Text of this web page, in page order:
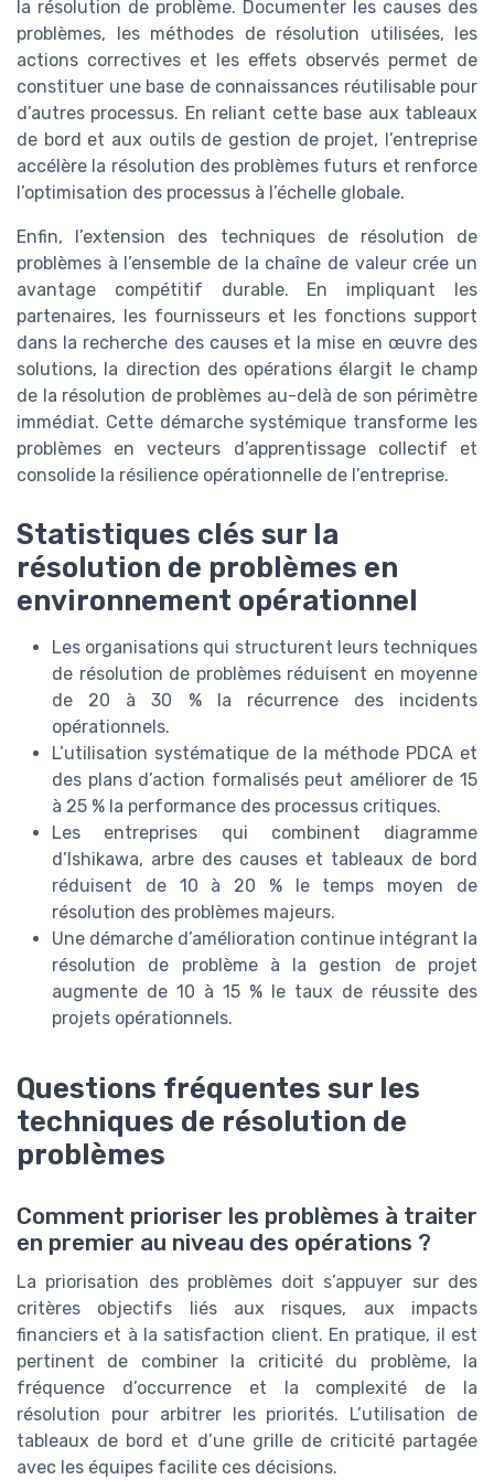
la résolution de problème. Documenter les causes des
problèmes, les méthodes de résolution utilisées, les
actions correctives et les effets observés permet de
constituer une base de connaissances réutilisable pour
d’autres processus. En reliant cette base aux tableaux
de bord et aux outils de gestion de projet, l’entreprise
accélère la résolution des problèmes futurs et renforce
l’optimisation des processus à l’échelle globale.
Enfin, l’extension des techniques de résolution de
problèmes à l’ensemble de la chaîne de valeur crée un
avantage compétitif durable. En impliquant les
partenaires, les fournisseurs et les fonctions support
dans la recherche des causes et la mise en œuvre des
solutions, la direction des opérations élargit le champ
de la résolution de problèmes au-delà de son périmètre
immédiat. Cette démarche systémique transforme les
problèmes en vecteurs d’apprentissage collectif et
consolide la résilience opérationnelle de l’entreprise.
Statistiques clés sur la
résolution de problèmes en
environnement opérationnel
Les organisations qui structurent leurs techniques
de résolution de problèmes réduisent en moyenne
de 20 à 30 % la récurrence des incidents
opérationnels.
L’utilisation systématique de la méthode PDCA et
des plans d’action formalisés peut améliorer de 15
à 25 % la performance des processus critiques.
Les entreprises qui combinent diagramme
d’Ishikawa, arbre des causes et tableaux de bord
réduisent de 10 à 20 % le temps moyen de
résolution des problèmes majeurs.
Une démarche d’amélioration continue intégrant la
résolution de problème à la gestion de projet
augmente de 10 à 15 % le taux de réussite des
projets opérationnels.
Questions fréquentes sur les
techniques de résolution de
problèmes
Comment prioriser les problèmes à traiter
en premier au niveau des opérations ?
La priorisation des problèmes doit s’appuyer sur des
critères objectifs liés aux risques, aux impacts
financiers et à la satisfaction client. En pratique, il est
pertinent de combiner la criticité du problème, la
fréquence d’occurrence et la complexité de la
résolution pour arbitrer les priorités. L’utilisation de
tableaux de bord et d’une grille de criticité partagée
avec les équipes facilite ces décisions.